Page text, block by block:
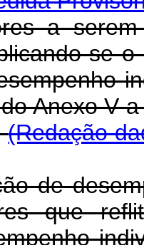
a
se
Anexo V
(Redação
de
que